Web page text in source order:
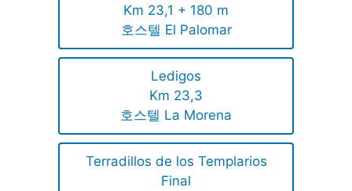
Km 23,1 + 180 m
호스텔 El Palomar
Ledigos
Km 23,3
호스텔 La Morena
Terradillos de los Templarios
Final